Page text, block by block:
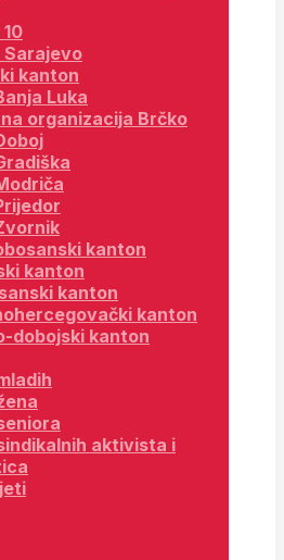
Sarajevo
kanton
Luka
organizacija Brčko
kanton
kanton
kanton
kanton
dobojski kanton
aktivista i